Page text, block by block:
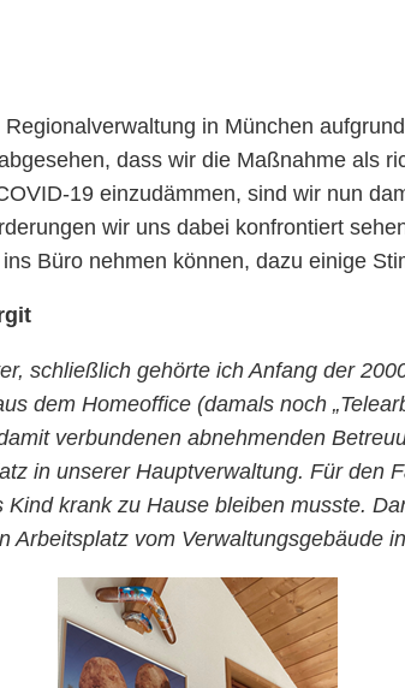
in München
dass wir die Maßnahme als
19 einzudämmen, sind wir nun
wir uns dabei konfrontiert
Büro nehmen können, dazu einige
schließlich gehörte ich Anfang der
dem Homeoffice (damals noch
verbundenen abnehmenden
in unserer Hauptverwaltung. Für den
krank zu Hause bleiben musste.
Arbeitsplatz vom Verwaltungsgebäude